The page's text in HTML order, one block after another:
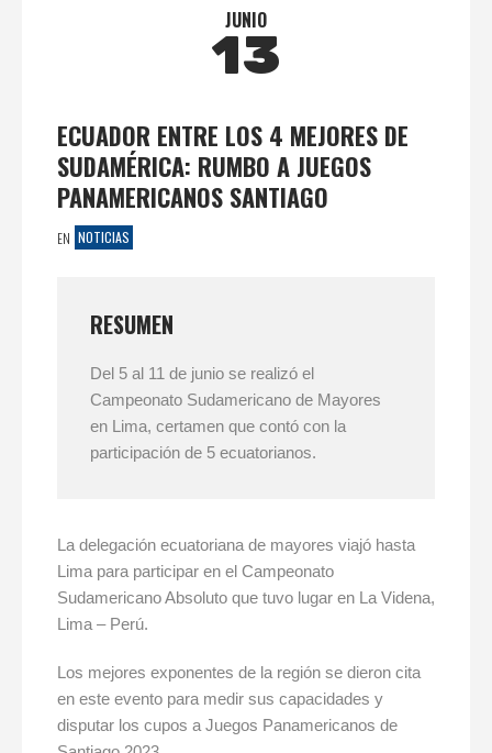
JUNIO
13
ECUADOR ENTRE LOS 4 MEJORES DE
SUDAMÉRICA: RUMBO A JUEGOS
PANAMERICANOS SANTIAGO
EN NOTICIAS
RESUMEN
Del 5 al 11 de junio se realizó el
Campeonato Sudamericano de Mayores
en Lima, certamen que contó con la
participación de 5 ecuatorianos.
La delegación ecuatoriana de mayores viajó hasta
Lima para participar en el Campeonato
Sudamericano Absoluto que tuvo lugar en La Videna,
Lima – Perú.
Los mejores exponentes de la región se dieron cita
en este evento para medir sus capacidades y
disputar los cupos a Juegos Panamericanos de